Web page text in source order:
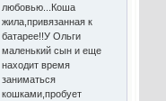
любовью...Коша
жила,привязанная к
батарее!!У Ольги
маленький сын и еще
находит время
заниматься
кошками,пробует